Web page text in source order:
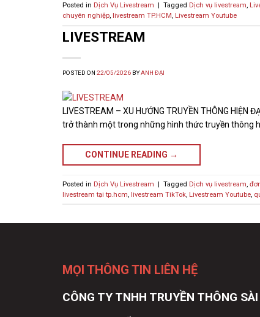
Posted in Dịch Vụ Livestream | Tagged Dịch vụ livestream,
chuyên nghiệp, livestream TP.HCM, Livestream Youtube
LIVESTREAM
POSTED ON 22/05/2026 BYANH ĐẠI
LIVESTREAM – XU HƯỚNG TRUYỀN THÔNG
trở thành một trong những hình thức truyền thông
CONTINUE READING →
Posted in Dịch Vụ Livestream | Tagged Dịch vụ livestream
livestream tại tp.hcm livestream TikTok Livestream Youtube
MỌI THÔNG TIN LIÊN HỆ
CÔNG TY TNHH TRUYỀN THÔNG